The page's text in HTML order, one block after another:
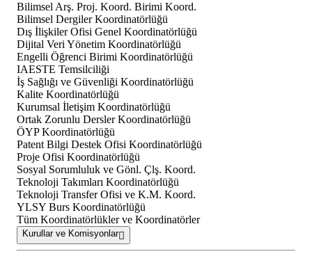
Bilimsel Arş. Proj. Koord. Birimi Koord.
Bilimsel Dergiler Koordinatörlüğü
Dış İlişkiler Ofisi Genel Koordinatörlüğü
Dijital Veri Yönetim Koordinatörlüğü
Engelli Öğrenci Birimi Koordinatörlüğü
IAESTE Temsilciliği
İş Sağlığı ve Güvenliği Koordinatörlüğü
Kalite Koordinatörlüğü
Kurumsal İletişim Koordinatörlüğü
Ortak Zorunlu Dersler Koordinatörlüğü
ÖYP Koordinatörlüğü
Patent Bilgi Destek Ofisi Koordinatörlüğü
Proje Ofisi Koordinatörlüğü
Sosyal Sorumluluk ve Gönl. Çlş. Koord.
Teknoloji Takımları Koordinatörlüğü
Teknoloji Transfer Ofisi ve K.M. Koord.
YLSY Burs Koordinatörlüğü
Tüm Koordinatörlükler ve Koordinatörler
Kurullar ve Komisyonlar